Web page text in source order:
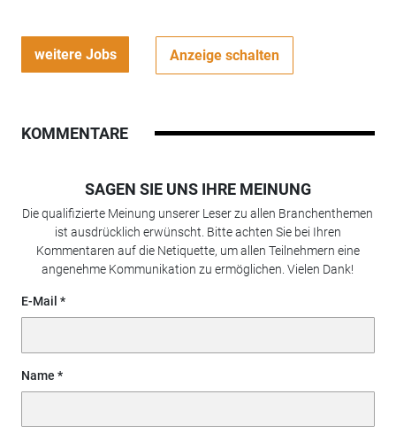
weitere Jobs Anzeige schalten
KOMMENTARE
SAGEN SIE UNS IHRE MEINUNG
Die qualifizierte Meinung unserer Leser zu allen Branchenthemen
ist ausdrücklich erwünscht. Bitte achten Sie bei Ihren
Kommentaren auf die Netiquette, um allen Teilnehmern eine
angenehme Kommunikation zu ermöglichen. Vielen Dank!
E-Mail
Name